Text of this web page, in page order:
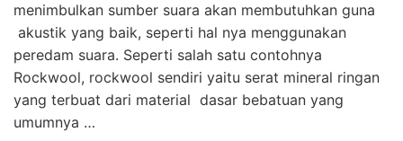
menimbulkan sumber suara akan membutuhkan guna
akustik yang baik, seperti hal nya menggunakan
peredam suara. Seperti salah satu contohnya
Rockwool, rockwool sendiri yaitu serat mineral ringan
yang terbuat dari material dasar bebatuan yang
umumnya …